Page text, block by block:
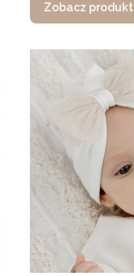
Zobacz produkt